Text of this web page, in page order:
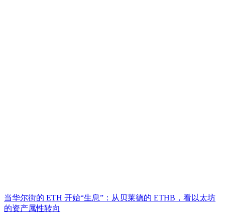
当华尔街的 ETH 开始“生息”：从贝莱德的 ETHB，看以太坊
的资产属性转向